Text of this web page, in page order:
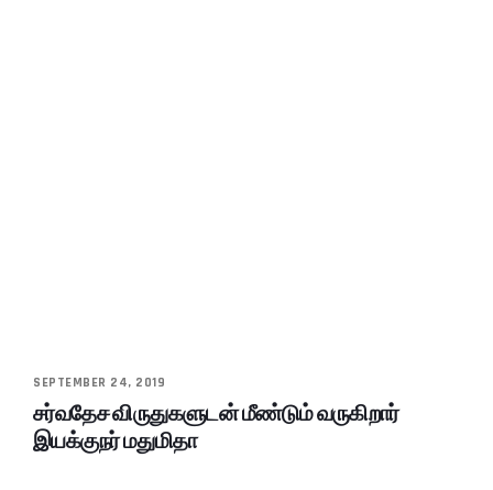
SEPTEMBER 24, 2019
சர்வதேச விருதுகளுடன் மீண்டும் வருகிறார்
இயக்குநர் மதுமிதா